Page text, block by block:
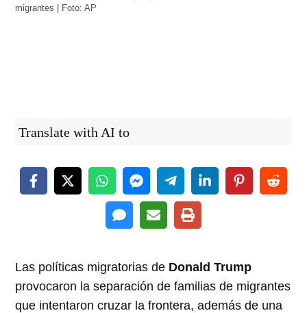
migrantes | Foto: AP
Translate with AI to
Las políticas migratorias de Donald Trump
provocaron la separación de familias de migrantes
que intentaron cruzar la frontera, además de una